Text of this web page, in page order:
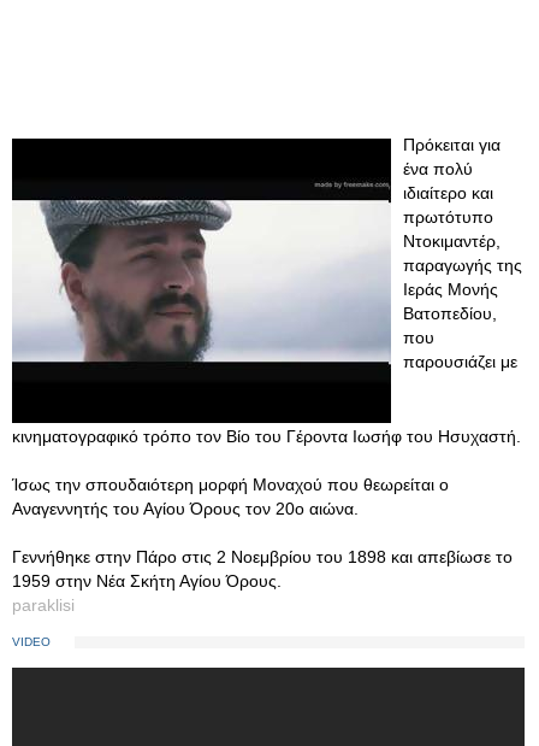
Πρόκειται για
ένα πολύ
ιδιαίτερο και
πρωτότυπο
Ντοκιμαντέρ,
παραγωγής της
Ιεράς Μονής
Βατοπεδίου,
που
παρουσιάζει με
κινηματογραφικό τρόπο τον Βίο του Γέροντα Ιωσήφ του Ησυχαστή.
Ίσως την σπουδαιότερη μορφή Μοναχού που θεωρείται ο
Αναγεννητής του Αγίου Όρους τον 20ο αιώνα.
Γεννήθηκε στην Πάρο στις 2 Νοεμβρίου του 1898 και απεβίωσε το
1959 στην Νέα Σκήτη Αγίου Όρους.
paraklisi
VIDEO